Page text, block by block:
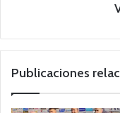
Publicaciones